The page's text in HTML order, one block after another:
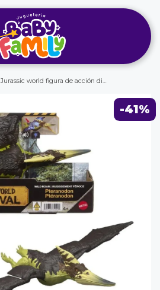
Jurassic world figura de acción dinosaurio pteranodon wild roar
-41%